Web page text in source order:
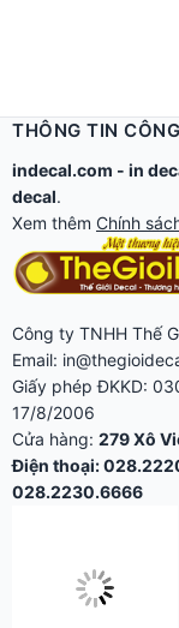
THÔNG TIN
indecal.com - in
decal.
Xem thêm Chính
Công ty TNHH Thế
Email:
Giấy phép ĐKKD:
17/8/2006
Cửa hàng: 279 Xô
Điện thoại:
028.2230.6666